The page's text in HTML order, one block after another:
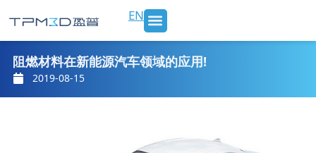
至
内
EN
阻燃材料在新能源汽车领域的应用!
2019-08-15